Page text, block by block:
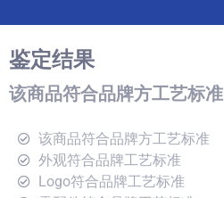
鉴定结果
该商品符合品牌方工艺标准
该商品符合品牌方工艺标准
外观符合品牌工艺标准
Logo符合品牌工艺标准